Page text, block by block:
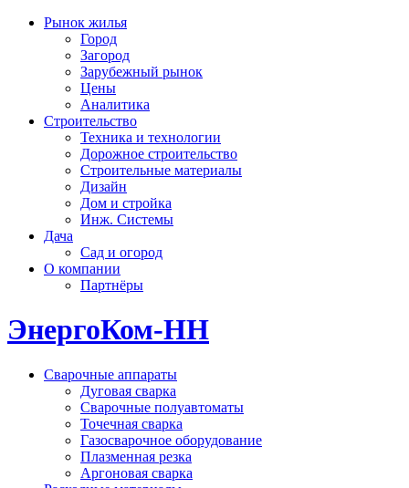
Рынок жилья
Город
Загород
Зарубежный рынок
Цены
Аналитика
Строительство
Техника и технологии
Дорожное строительство
Строительные материалы
Дизайн
Дом и стройка
Инж. Системы
Дача
Сад и огород
О компании
Партнёры
ЭнергоКом-НН
Сварочные аппараты
Дуговая сварка
Сварочные полуавтоматы
Точечная сварка
Газосварочное оборудование
Плазменная резка
Аргоновая сварка